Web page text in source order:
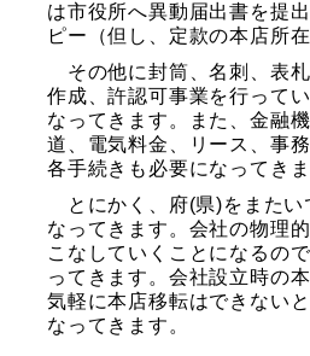
は市役所へ異動届出書を提
ピー（但し、定款の本店所
その他に封筒、名刺、表
作成、許認可事業を行って
なってきます。また、金融
道、電気料金、リース、事
各手続きも必要になってき
とにかく、府(県)をまたい
なってきます。会社の物理
こなしていくことになるの
ってきます。会社設立時の
気軽に本店移転はできない
なってきます。